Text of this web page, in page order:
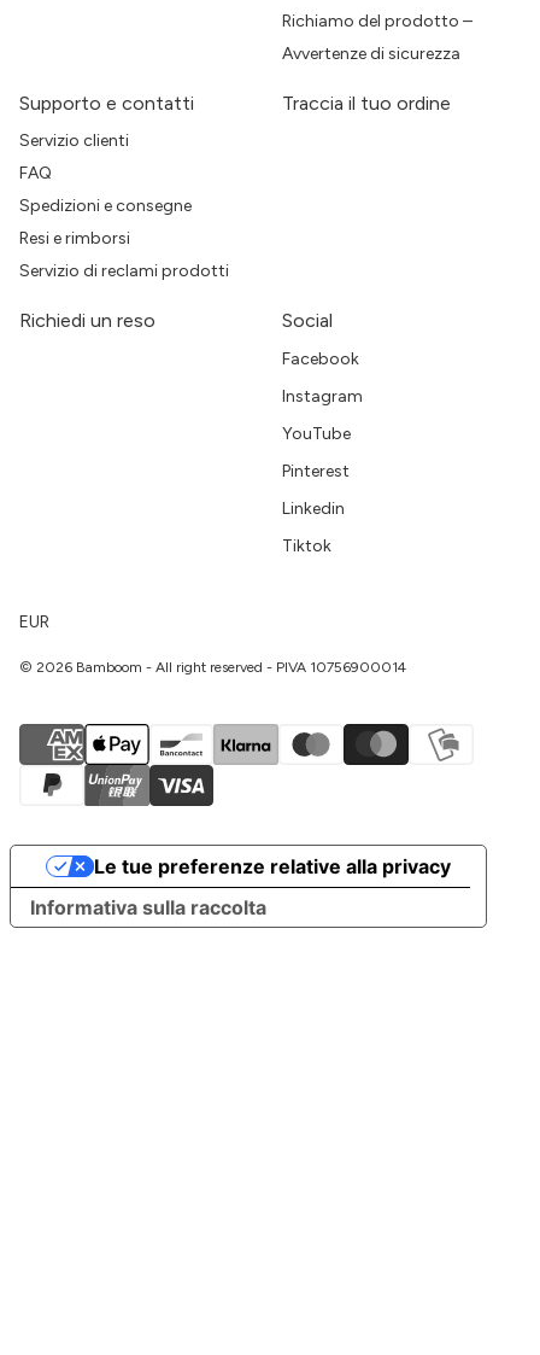
Richiamo del prodotto –
Avvertenze di sicurezza
Supporto e contatti
Servizio clienti
FAQ
Spedizioni e consegne
Resi e rimborsi
Servizio di reclami prodotti
Traccia il tuo ordine
Richiedi un reso Social
Facebook
Instagram
YouTube
Pinterest
Linkedin
Tiktok
EUR
© 2026 Bamboom - All right reserved - PIVA 10756900014
Informativa sulla raccolta
Le tue preferenze relative alla privacy